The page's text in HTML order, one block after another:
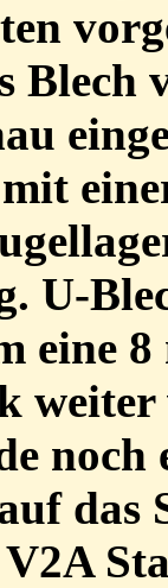
U-
eine 8
das